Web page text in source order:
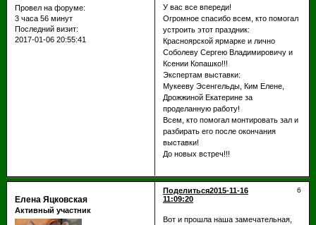
Провел на форуме:
3 часа 56 минут
Последний визит:
2017-01-06 20:55:41
У вас все впереди!
Огромное спасибо всем, кто помогал
устроить этот праздник:
Красноярской ярмарке и лично
Соболеву Сергею Владимировичу и
Ксении Копашко!!!
Экспертам выставки:
Мукееву Эсенгельды, Ким Елене,
Дрожжиной Екатерине за
проделанную работу!
Всем, кто помогал монтировать зал и
разбирать его после окончания
выставки!
До новых встреч!!!
Поделиться 6
2015-11-16
11:09:20
Елена Яцковская
Активный участник
Вот и прошла наша замечательная,